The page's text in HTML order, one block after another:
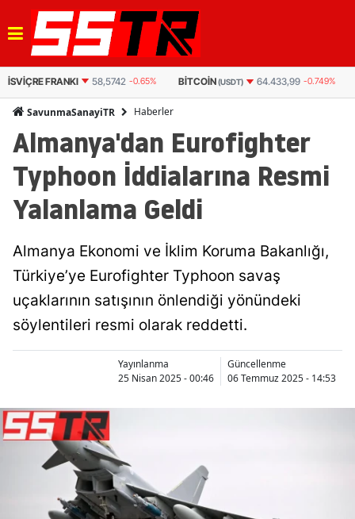
BITCOIN(USDT) 64.433,99 -0.749% BITCOIN(TL) 3.063.546 -0.625%
SavunmaSanayiTR Haberler
Almanya'dan Eurofighter
Typhoon İddialarına Resmi
Yalanlama Geldi
Almanya Ekonomi ve İklim Koruma Bakanlığı,
Türkiye’ye Eurofighter Typhoon savaş
uçaklarının satışının önlendiği yönündeki
söylentileri resmi olarak reddetti.
Yayınlanma
25 Nisan 2025 - 00:46
Güncellenme
06 Temmuz 2025 - 14:53